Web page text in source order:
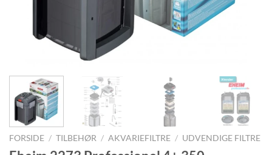
FORSIDE / TILBEHØR / AKVARIEFILTRE / UDVENDIGE FILTRE